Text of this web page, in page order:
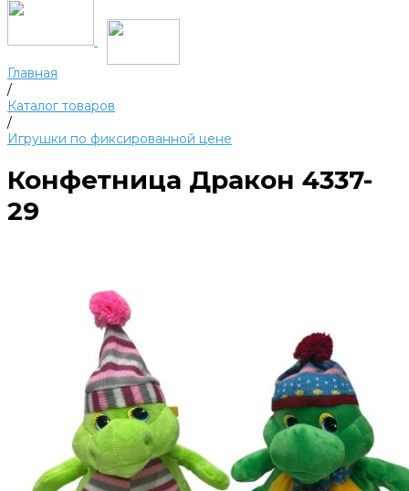
Главная
/
Каталог товаров
/
Игрушки по фиксированной цене
Конфетница Дракон 4337-
29